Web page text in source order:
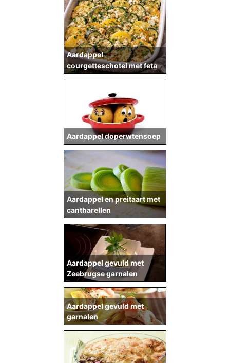
Aardappel
courgetteschotel met feta
Aardappel doperwtensoep
Aardappel en preitaart met
cantharellen
Aardappel gevuld met
garnalen
Aardappel gevuld met
Zeebrugse garnalen